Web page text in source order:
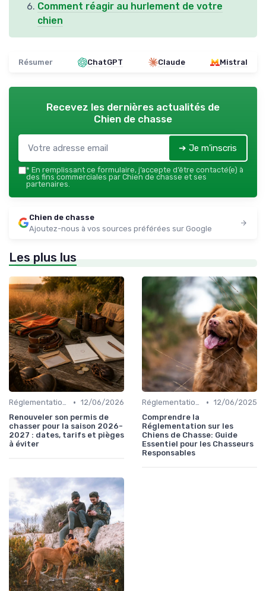
Comment réagir au hurlement de votre
chien
Résumer ChatGPT Claude Mistral
Recevez les dernières actualités de
Chien de chasse
➔ Je m'inscris
* En remplissant ce formulaire, j’accepte d’être contacté(e) à
des fins commerciales par Chien de chasse et ses
partenaires.
Chien de chasse
Ajoutez-nous à vos sources préférées sur Google
Les plus lus
Réglementations de chasse • 12/06/2026
Renouveler son permis de
chasser pour la saison 2026-
2027 : dates, tarifs et pièges
à éviter
Réglementations de chasse • 12/06/2025
Comprendre la
Réglementation sur les
Chiens de Chasse: Guide
Essentiel pour les Chasseurs
Responsables